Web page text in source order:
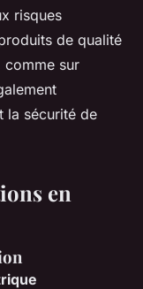
risques
de qualité
comme sur
la sécurité de
en